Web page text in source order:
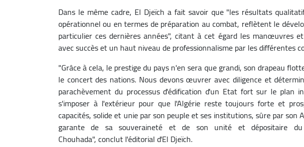
Dans le même cadre, El Djeïch a fait savoir que "les résultats
opérationnel ou en termes de préparation au combat, reflètent le
particulier ces dernières années", citant à cet égard les manœuvres
avec succès et un haut niveau de professionnalisme par les différentes
"Grâce à cela, le prestige du pays n'en sera que grandi, son drapeau
le concert des nations. Nous devons œuvrer avec diligence et
parachèvement du processus d'édification d'un Etat fort sur le plan
s'imposer à l'extérieur pour que l'Algérie reste toujours forte et
capacités, solide et unie par son peuple et ses institutions, sûre par son
garante de sa souveraineté et de son unité et dépositaire
Chouhada", conclut l'éditorial d'El Djeïch.